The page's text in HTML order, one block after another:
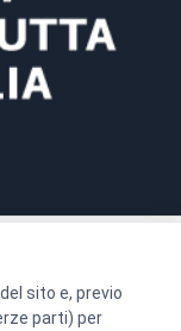
a 128 bit
sito e, previo
parti) per